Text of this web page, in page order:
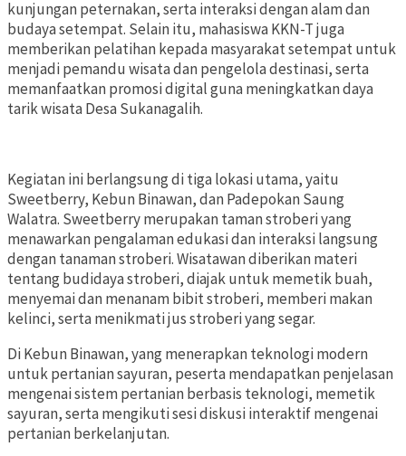
kunjungan peternakan, serta interaksi dengan alam dan
budaya setempat. Selain itu, mahasiswa KKN-T juga
memberikan pelatihan kepada masyarakat setempat untuk
menjadi pemandu wisata dan pengelola destinasi, serta
memanfaatkan promosi digital guna meningkatkan daya
tarik wisata Desa Sukanagalih.
Kegiatan ini berlangsung di tiga lokasi utama, yaitu
Sweetberry, Kebun Binawan, dan Padepokan Saung
Walatra. Sweetberry merupakan taman stroberi yang
menawarkan pengalaman edukasi dan interaksi langsung
dengan tanaman stroberi. Wisatawan diberikan materi
tentang budidaya stroberi, diajak untuk memetik buah,
menyemai dan menanam bibit stroberi, memberi makan
kelinci, serta menikmati jus stroberi yang segar.
Di Kebun Binawan, yang menerapkan teknologi modern
untuk pertanian sayuran, peserta mendapatkan penjelasan
mengenai sistem pertanian berbasis teknologi, memetik
sayuran, serta mengikuti sesi diskusi interaktif mengenai
pertanian berkelanjutan.